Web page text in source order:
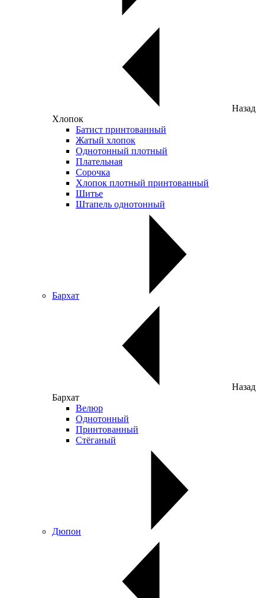
Назад
Хлопок
Батист принтованный
Жатый хлопок
Однотонный плотный
Плательная
Сорочка
Хлопок плотный принтованный
Шитье
Штапель однотонный
Бархат
Назад
Бархат
Велюр
Однотонный
Принтованный
Стёганый
Дюпон